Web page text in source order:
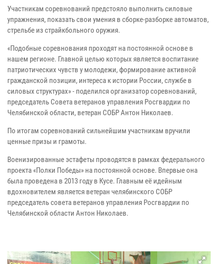
Участникам соревнований предстояло выполнить силовые
упражнения, показать свои умения в сборке-разборке автоматов,
стрельбе из страйкбольного оружия.
«Подобные соревнования проходят на постоянной основе в
нашем регионе. Главной целью которых является воспитание
патриотических чувств у молодежи, формирование активной
гражданской позиции, интереса к истории России, службе в
силовых структурах» - поделился организатор соревнований,
председатель Совета ветеранов управления Росгвардии по
Челябинской области, ветеран СОБР Антон Николаев.
По итогам соревнований сильнейшим участникам вручили
ценные призы и грамоты.
Военизированные эстафеты проводятся в рамках федерального
проекта «Полки Победы» на постоянной основе. Впервые она
была проведена в 2013 году в Кусе. Главным её идейным
вдохновителем является ветеран челябинского СОБР
председатель совета ветеранов управления Росгвардии по
Челябинской области Антон Николаев.